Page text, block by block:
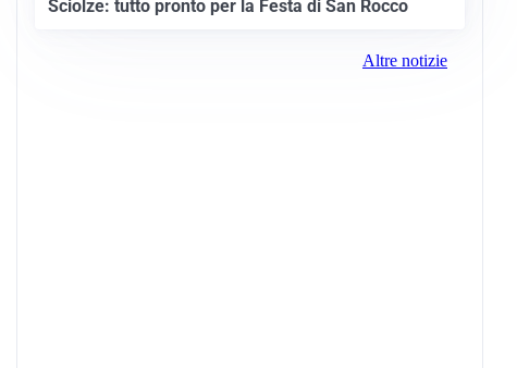
Sciolze: tutto pronto per la Festa di San Rocco
Altre notizie